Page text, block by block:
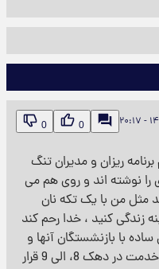
0
0
ریزان و مدیران تنگ
را نوشته اند و روی هم می
مثل من با یک تکه نان
کنید ، خدا رحم کند
ساده با بازنشستگان آنها و
کسبه و کشاورزان خرد بعد از 25, سال خدمت در دهک 8، الی 9 قرار